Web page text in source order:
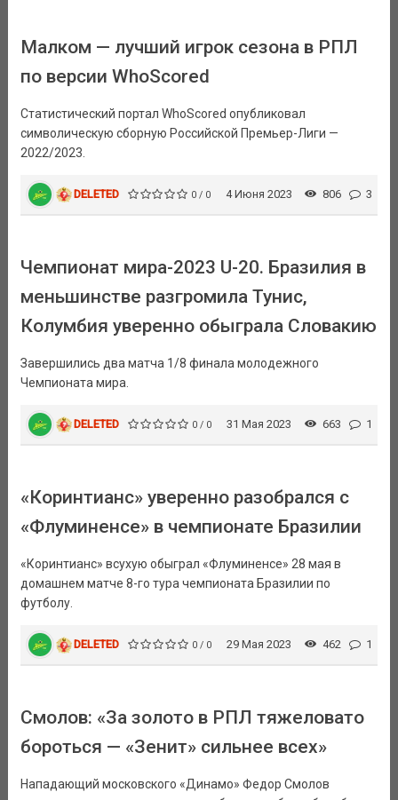
Малком — лучший игрок сезона в РПЛ
по версии WhoScored
Статистический портал WhoScored опубликовал
символическую сборную Российской Премьер-Лиги —
2022/2023.
DELETED 0 / 0 4 Июня 2023 806 3
Чемпионат мира-2023 U-20. Бразилия в
меньшинстве разгромила Тунис,
Колумбия уверенно обыграла Словакию
Завершились два матча 1/8 финала молодежного
Чемпионата мира.
DELETED 0 / 0 31 Мая 2023 663 1
«Коринтианс» уверенно разобрался с
«Флуминенсе» в чемпионате Бразилии
«Коринтианс» всухую обыграл «Флуминенсе» 28 мая в
домашнем матче 8-го тура чемпионата Бразилии по
футболу.
DELETED 0 / 0 29 Мая 2023 462 1
Смолов: «За золото в РПЛ тяжеловато
бороться — «Зенит» сильнее всех»
Нападающий московского «Динамо» Федор Смолов